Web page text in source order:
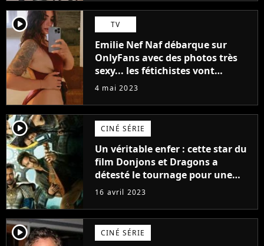
player2 TV
Emilie Nef Naf débarque sur
OnlyFans avec des photos très
sexy... les fétichistes vont
prendre leur pied !
4 mai 2023
player2 CINÉ SÉRIE
Un véritable enfer : cette star du
film Donjons et Dragons a
détesté le tournage pour une
raison très spéciale
16 avril 2023
player2 CINÉ SÉRIE